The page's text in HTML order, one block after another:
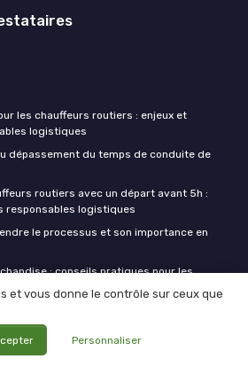
les chauffeurs routiers : enjeux et
logistiques
dépassement du temps de conduite de
routiers avec un départ avant 5h :
responsables logistiques
le processus et son importance en
: conseils pratiques pour les
et vous donne le contrôle sur ceux que
Personnaliser